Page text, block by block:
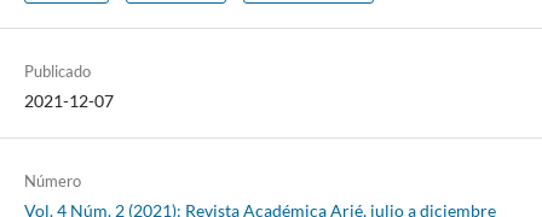
Publicado
2021-12-07
Número
Vol. 4 Núm. 2 (2021): Revista Académica Arjé, julio a diciembre